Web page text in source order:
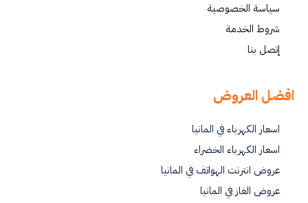
سياسة الخصوصية
شروط الخدمة
إتصل بنا
افضل العروض
اسعار الكهرباء في المانيا
اسعار الكهرباء الخضراء
عروض انترنت الهواتف في المانيا
عروض الغاز في المانيا